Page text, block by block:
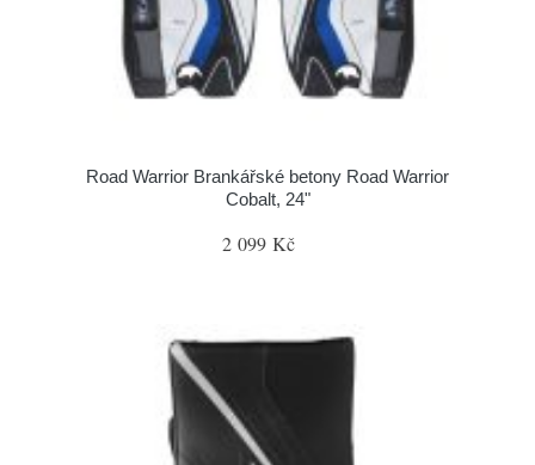
Road Warrior Brankářské betony Road Warrior
Cobalt, 24"
2 099 Kč